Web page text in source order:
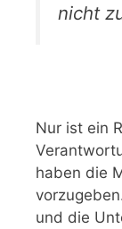
nicht
Nur ist ein
haben die
und die